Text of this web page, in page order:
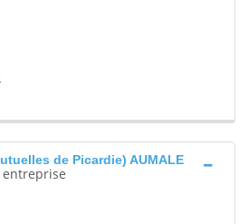
de Picardie) AUMALE